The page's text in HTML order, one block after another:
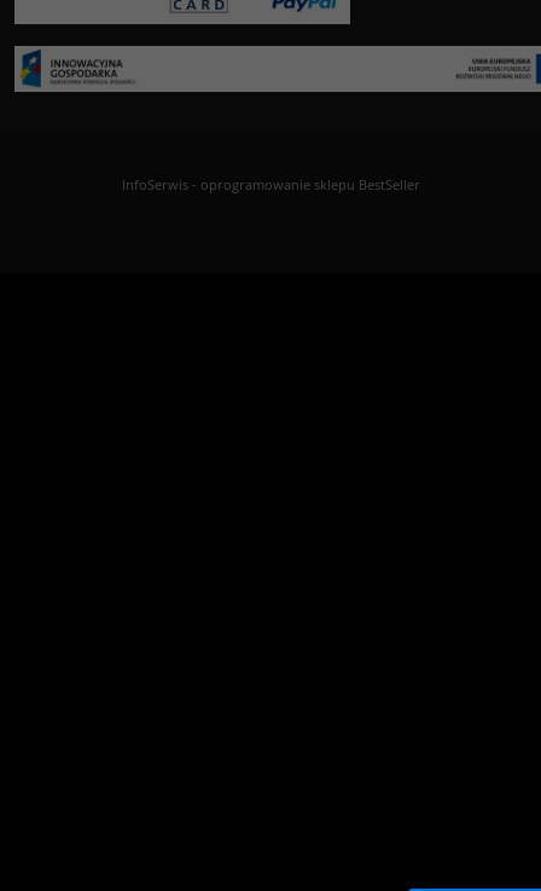
InfoSerwis- oprogramowanie sklepu BestSeller